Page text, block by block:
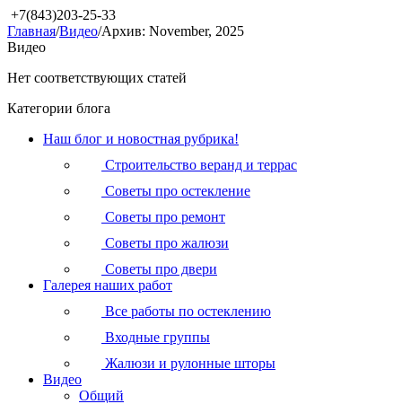
+7(843)203-25-33
Главная/Видео/Архив: November, 2025
Видео
Нет соответствующих статей
Категории блога
Наш блог и новостная рубрика!
Строительство веранд и террас
Советы про остекление
Советы про ремонт
Советы про жалюзи
Советы про двери
Галерея наших работ
Все работы по остеклению
Входные группы
Жалюзи и рулонные шторы
Видео
Общий